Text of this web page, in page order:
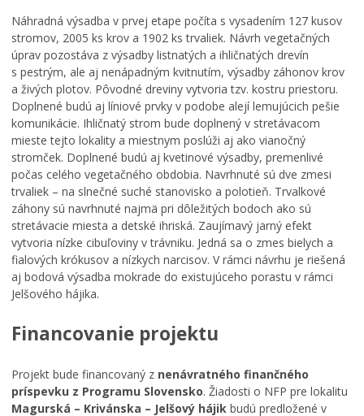
Náhradná výsadba v prvej etape počíta s vysadením 127 kusov
stromov, 2005 ks krov a 1902 ks trvaliek. Návrh vegetačných
úprav pozostáva z výsadby listnatých a ihličnatých drevín
s pestrým, ale aj nenápadným kvitnutím, výsadby záhonov krov
a živých plotov. Pôvodné dreviny vytvoria tzv. kostru priestoru.
Doplnené budú aj líniové prvky v podobe alejí lemujúcich pešie
komunikácie. Ihličnatý strom bude doplnený v stretávacom
mieste tejto lokality a miestnym poslúži aj ako vianočný
stromček. Doplnené budú aj kvetinové výsadby, premenlivé
počas celého vegetačného obdobia. Navrhnuté sú dve zmesi
trvaliek – na slnečné suché stanovisko a polotieň. Trvalkové
záhony sú navrhnuté najmä pri dôležitých bodoch ako sú
stretávacie miesta a detské ihriská. Zaujímavý jarný efekt
vytvoria nízke cibuľoviny v trávniku. Jedná sa o zmes bielych a
fialových krókusov a nízkych narcisov. V rámci návrhu je riešená
aj bodová výsadba mokrade do existujúceho porastu v rámci
Jelšového hájika.
Financovanie projektu
Projekt bude financovaný z nenávratného finančného
príspevku z Programu Slovensko. Žiadosti o NFP pre lokalitu
Magurská – Krivánska – Jelšový hájik budú predložené v